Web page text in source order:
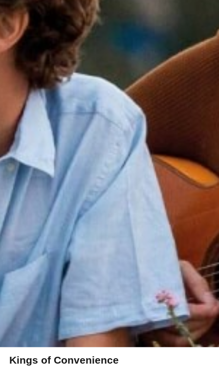
Kings of Convenience